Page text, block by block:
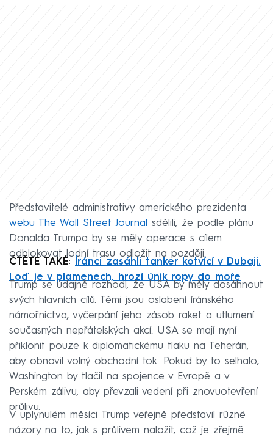
Představitelé administrativy amerického prezidenta
webu The Wall Street Journal sdělili, že podle plánu
Donalda Trumpa by se měly operace s cílem
odblokovat lodní trasu odložit na později.
ČTĚTE TAKÉ: Íránci zasáhli tanker kotvící v Dubaji.
Loď je v plamenech, hrozí únik ropy do moře
Trump se údajně rozhodl, že USA by měly dosáhnout
svých hlavních cílů. Těmi jsou oslabení íránského
námořnictva, vyčerpání jeho zásob raket a utlumení
současných nepřátelských akcí. USA se mají nyní
přiklonit pouze k diplomatickému tlaku na Teherán,
aby obnovil volný obchodní tok. Pokud by to selhalo,
Washington by tlačil na spojence v Evropě a v
Perském zálivu, aby převzali vedení při znovuotevření
průlivu.
V uplynulém měsíci Trump veřejně představil různé
názory na to, jak s průlivem naložit, což je zřejmě